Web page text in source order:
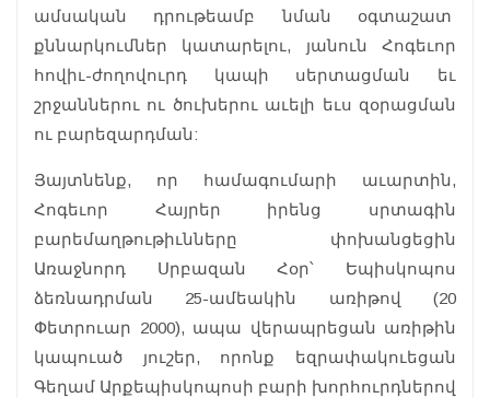
ամսական դրութեամբ նման օգտաշատ
քննարկումներ կատարելու, յանուն Հոգեւոր
հովիւ-ժողովուրդ կապի սերտացման եւ
շրջաններու ու ծուխերու աւելի եւս զօրացման
ու բարեզարդման:
Յայտնենք, որ համագումարի աւարտին,
Հոգեւոր Հայրեր իրենց սրտագին
բարեմաղթութիւնները փոխանցեցին
Առաջնորդ Սրբազան Հօր՝ Եպիսկոպոս
ձեռնադրման 25-ամեակին առիթով (20
Փետրուար 2000), ապա վերապրեցան առիթին
կապուած յուշեր, որոնք եզրափակուեցան
Գեղամ Արքեպիսկոպոսի բարի խորհուրդներով